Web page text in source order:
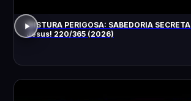
MISTURA PERIGOSA: SABEDORIA SECRETA - Bom dia,
Jesus! 220/365 (2026)